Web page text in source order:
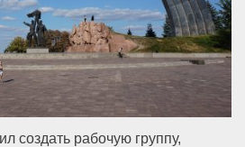
создать рабочую группу,